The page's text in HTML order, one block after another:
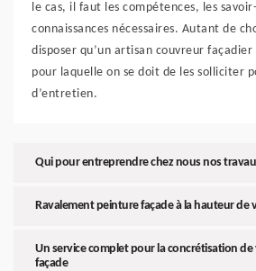
le cas, il faut les compétences, les
connaissances nécessaires. Autant de
disposer qu’un artisan couvreur
pour laquelle on se doit de les solliciter
d’entretien.
Qui pour entreprendre chez nous nos
Ravalement peinture façade à la hauteur de
Un service complet pour la concrétisation
façade